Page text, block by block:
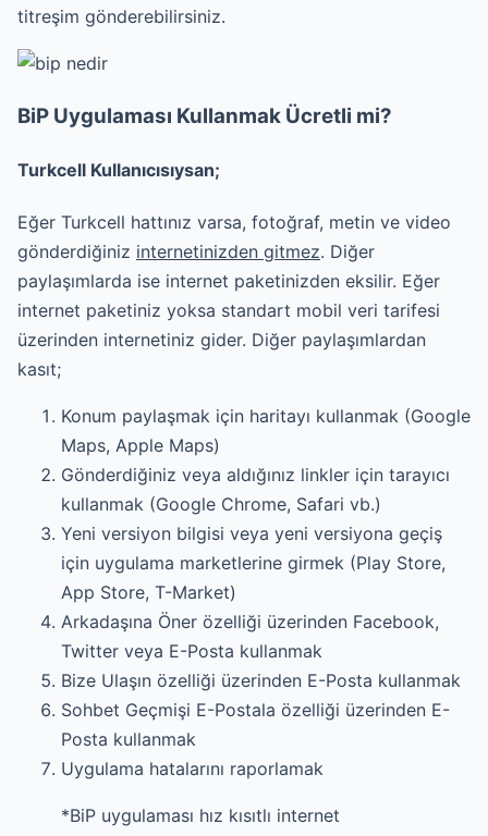
titreşim gönderebilirsiniz.
BiP Uygulaması Kullanmak Ücretli mi?
Turkcell Kullanıcısıysan;
Eğer Turkcell hattınız varsa, fotoğraf, metin ve video
gönderdiğiniz internetinizden gitmez. Diğer
paylaşımlarda ise internet paketinizden eksilir. Eğer
internet paketiniz yoksa standart mobil veri tarifesi
üzerinden internetiniz gider. Diğer paylaşımlardan
kasıt;
Konum paylaşmak için haritayı kullanmak (Google
Maps, Apple Maps)
Gönderdiğiniz veya aldığınız linkler için tarayıcı
kullanmak (Google Chrome, Safari vb.)
Yeni versiyon bilgisi veya yeni versiyona geçiş
için uygulama marketlerine girmek (Play Store,
App Store, T-Market)
Arkadaşına Öner özelliği üzerinden Facebook,
Twitter veya E-Posta kullanmak
Bize Ulaşın özelliği üzerinden E-Posta kullanmak
Sohbet Geçmişi E-Postala özelliği üzerinden E-
Posta kullanmak
Uygulama hatalarını raporlamak
*BiP uygulaması hız kısıtlı internet